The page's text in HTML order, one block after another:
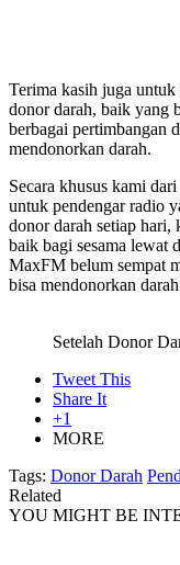
Terima kasih juga untuk
donor darah, baik yang
berbagai pertimbangan
mendonorkan darah.
Secara khusus kami
untuk pendengar radio
donor darah setiap hari,
baik bagi sesama lewat
MaxFM belum sempat
bisa mendonorkan
Setelah Donor
Tweet This
Share It
+1
MORE
Tags: Donor Darah
Related
YOU MIGHT BE